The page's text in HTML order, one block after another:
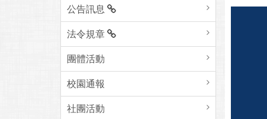
公告訊息
法令規章
團體活動
校園通報
社團活動